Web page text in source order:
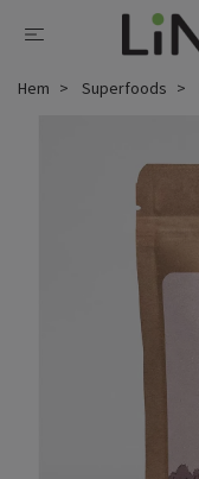
Hem Superfoods